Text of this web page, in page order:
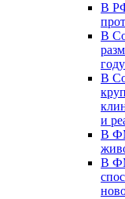
В
В
году
В
и
В
В